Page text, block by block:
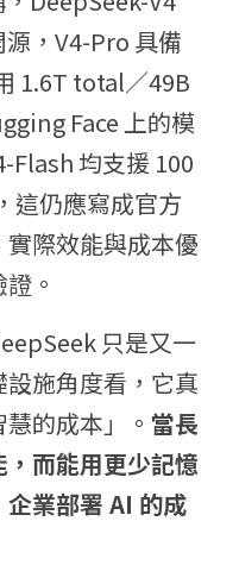
，V4-Pro 具備
1.6T total／49B
Face 上的模
Flash 均支援 100
這仍應寫成官方
際效能與成本優
。
只是又一
施角度看，它真
的成本」。 當長
而能用更少記憶
業部署 AI 的成